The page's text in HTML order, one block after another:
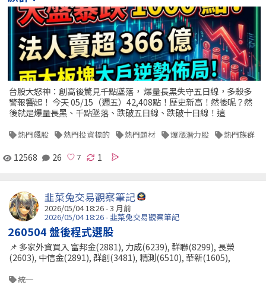
台股大怒神：創高後驚見千點墜落， 爆量長黑失守五日線，多殺多
警報響起！ 今天 05/15（週五）42,408點！歷史新高！然後呢？然
後就是爆量長黑、千點墜落、跌破五日線、跌破十日線！這
熱門飆股 熱門投資標的 熱門題材 爆漲潛力股 熱門族群
12568 26 1
韭菜兔交易觀察筆記
2026/05/04 18:26 - 3 月前
2026/05/04 18:26 - 韭菜兔交易觀察筆記
260504 盤後程式選股
📌 多家外資買入 富邦金(2881), 力成(6239), 群聯(8299), 長榮
(2603), 中信金(2891), 群創(3481), 精測(6510), 華新(1605),
統一